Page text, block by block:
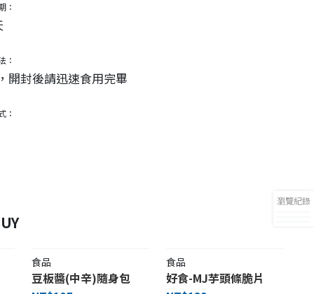
：
：
開封後請迅速食用完畢
：
瀏覽紀錄
食品
豆板醬(中辛)隨身包
食品
好食-MJ芋頭條脆片